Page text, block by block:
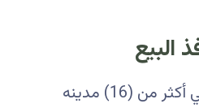
البيع
من (16) مدينه